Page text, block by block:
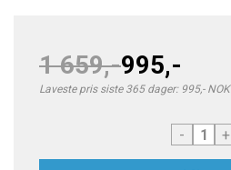
1 659,-995,-
Laveste pris siste 365 dager: 995,- NOK
- +